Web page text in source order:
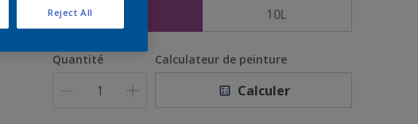
10L
Quantité Calculateur de peinture
Calculer
Reject All